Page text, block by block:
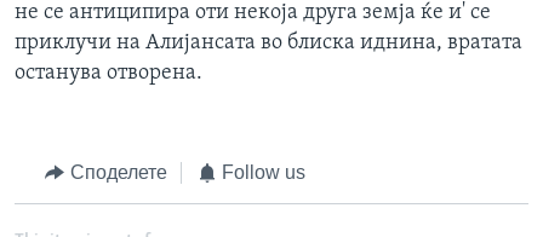
не се антиципира оти некоја друга земја ќе и' се
приклучи на Алијансата во блиска иднина, вратата
останува отворена.
Споделете Follow us